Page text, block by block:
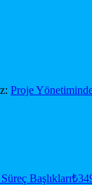
Proje
Başlıkları